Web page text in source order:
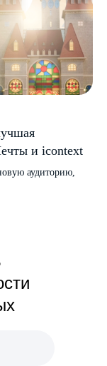
и icontext
аудиторию,